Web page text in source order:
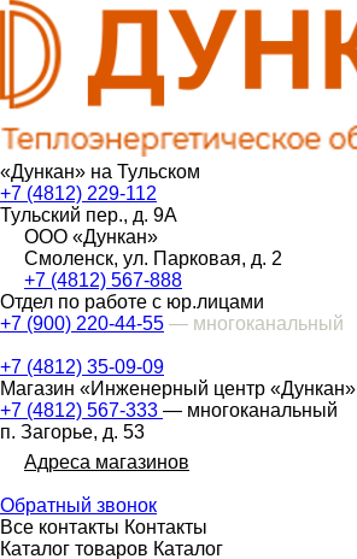
«Дункан» на Тульском
+7 (4812) 229-112
Тульский пер., д. 9А
ООО «Дункан»
Смоленск, ул. Парковая, д. 2
+7 (4812) 567-888
Отдел по работе с юр.лицами
+7 (900) 220-44-55 — многоканальный
+7 (4812) 35-09-09
Магазин «Инженерный центр «Дункан»
+7 (4812) 567-333 — многоканальный
п. Загорье, д. 53
Адреса магазинов
Обратный звонок
Все контакты Контакты
Каталог товаров Каталог